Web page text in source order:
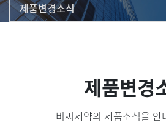
제품변경소식
제품변경
비씨제약의 제품소식을 안